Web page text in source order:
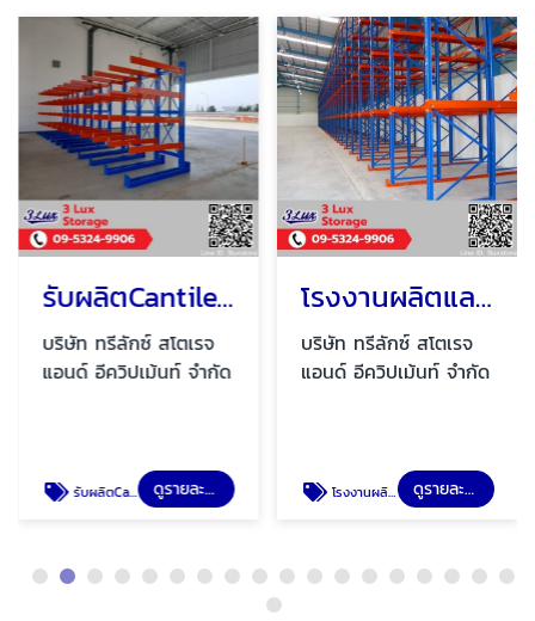
รับผลิตCantilever rack
บริษัท ทรีลักซ์ สโตเรจ
แอนด์ อีควิปเม้นท์ จำกัด
รับผลิตCantilever rack ดูรายละเอียด
โรงงานผลิตและออกแบบ Drive in pallet rack
บริษัท ทรีลักซ์ สโตเรจ
แอนด์ อีควิปเม้นท์ จำกัด
โรงงานผลิตและออกแบบ Drive in pallet rack ดูรายละเอียด